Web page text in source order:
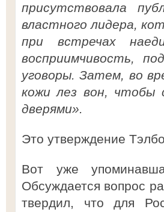
присутствовала
властного лидера,
при встречах
восприимчивость,
уговоры. Затем, во
кожи лез вон, чтобы
дверями».
Это утверждение
Вот уже
Обсуждается вопрос
твердил, что для